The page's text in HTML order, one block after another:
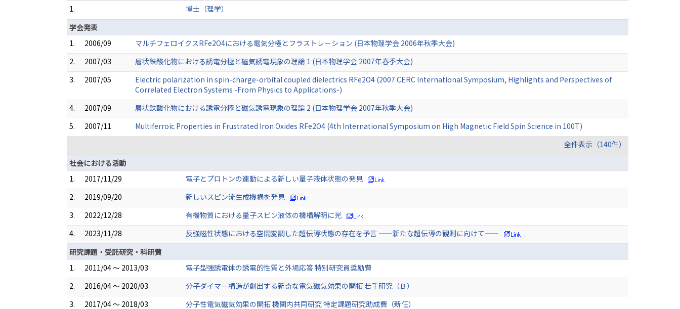
1.
博士（理学）
学会発表
1.
2006/09
マルチフェロイクスRFe2O4における電気分極とフラストレーション (日本物理学会 2006年秋季大会)
2.
2007/03
層状鉄酸化物における誘電分極と磁気誘電現象の理論 1 (日本物理学会 2007年春季大会)
3.
2007/05
Electric polarization in spin-charge-orbital coupled dielectrics RFe2O4 (2007 CERC International Symposium, Highlights and Perspectives of
Correlated Electron Systems -From Physics to Applications-)
4.
2007/09
層状鉄酸化物における誘電分極と磁気誘電現象の理論 2 (日本物理学会 2007年秋季大会)
5.
2007/11
Multiferroic Properties in Frustrated Iron Oxides RFe2O4 (4th International Symposium on High Magnetic Field Spin Science in 100T)
全件表示（140件）
社会における活動
1.
2017/11/29
電子とプロトンの連動による新しい量子液体状態の発見
2.
2019/09/20
新しいスピン流生成機構を発見
3.
2022/12/28
有機物質における量子スピン液体の機構解明に光
4.
2023/11/28
反強磁性状態における空間変調した超伝導状態の存在を予言 ——新たな超伝導の観測に向けて——
研究課題・受託研究・科研費
1.
2011/04 ～ 2013/03
電子型強誘電体の誘電的性質と外場応答 特別研究員奨励費
2.
2016/04 ～ 2020/03
分子ダイマー構造が創出する新奇な電気磁気効果の開拓 若手研究（Ｂ）
3.
2017/04 ～ 2018/03
分子性電気磁気効果の開拓 機関内共同研究 特定課題研究助成費（新任）